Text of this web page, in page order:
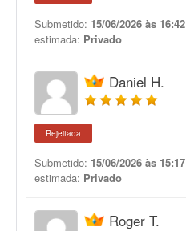
Submetido: 15/06/2026 às 16:42
estimada: Privado
Daniel H.
Rejeitada
Submetido: 15/06/2026 às 15:17
estimada: Privado
Roger T.